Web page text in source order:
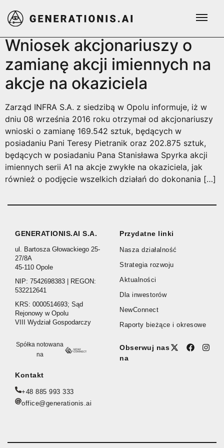
Tag:nr 13/2016
Wniosek akcjonariuszy o
zamianę akcji imiennych na
akcje na okaziciela
Zarząd INFRA S.A. z siedzibą w Opolu informuje, iż w
dniu 08 września 2016 roku otrzymał od akcjonariuszy
wnioski o zamianę 169.542 sztuk, będących w
posiadaniu Pani Teresy Pietranik oraz 202.875 sztuk,
będących w posiadaniu Pana Stanisława Spyrka akcji
imiennych serii A1 na akcje zwykłe na okaziciela, jak
również o podjęcie wszelkich działań do dokonania […]
GENERATIONIS.AI S.A.
ul. Bartosza Głowackiego 25-
27/8A
45-110 Opole
NIP: 7542698383 | REGON:
532212641
KRS: 0000514693; Sąd
Rejonowy w Opolu
VIII Wydział Gospodarczy
Kontakt
+48 885 993 333
office@generationis.ai
Spółka notowana
na
Przydatne linki
Nasza działalność
Strategia rozwoju
Aktualności
Dla inwestorów
NewConnect
Raporty bieżące i okresowe
Obserwuj nas
na